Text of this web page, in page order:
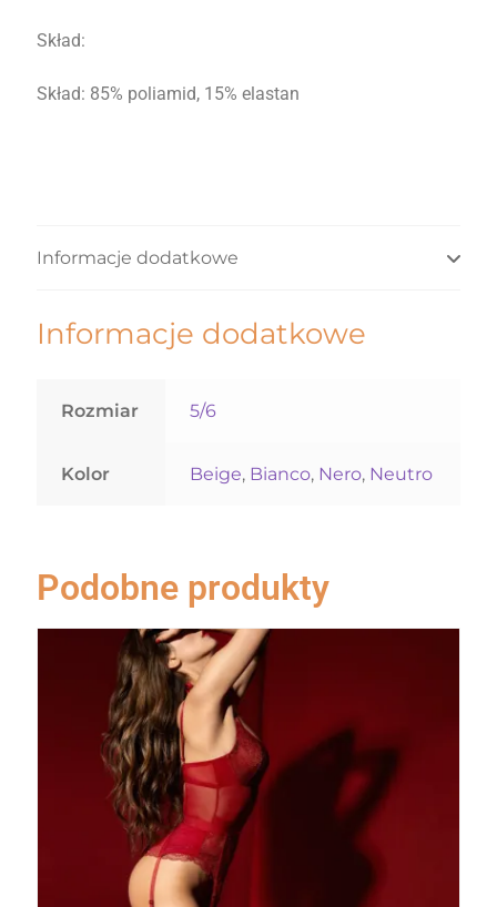
Skład:
Skład: 85% poliamid, 15% elastan
Informacje dodatkowe
Informacje dodatkowe
Rozmiar 5/6
Kolor Beige, Bianco, Nero, Neutro
Podobne produkty